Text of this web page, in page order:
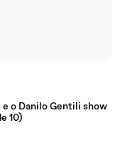
e o Danilo Gentili show
10)